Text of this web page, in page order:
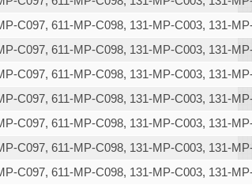
C097, 611-MP-C098, 131-MP-C003, 131-
C097, 611-MP-C098, 131-MP-C003, 131-
C097, 611-MP-C098, 131-MP-C003, 131-
C097, 611-MP-C098, 131-MP-C003, 131-
C097, 611-MP-C098, 131-MP-C003, 131-
C097, 611-MP-C098, 131-MP-C003, 131-
C097, 611-MP-C098, 131-MP-C003, 131-